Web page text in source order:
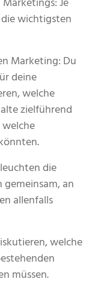
Je
wichtigsten
Marketing: Du
deine
welche
zielführend
die
an
allenfalls
welche
müssen.